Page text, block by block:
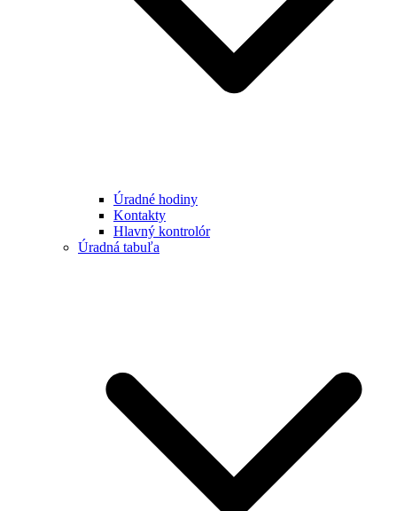
Úradné hodiny
Kontakty
Hlavný kontrolór
Úradná tabuľa